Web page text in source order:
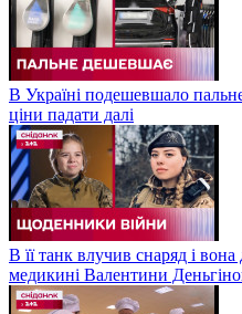
В Україні подешевшало
ціни падати далі
В її танк влучив снаряд і
медикині Валентини